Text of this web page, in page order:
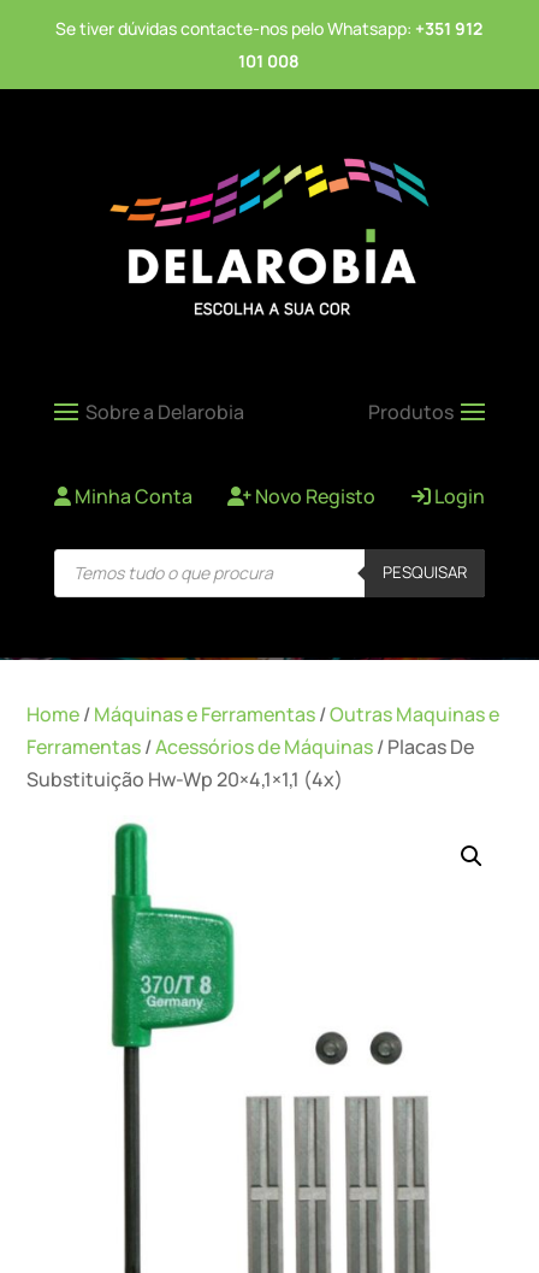
Se tiver dúvidas contacte-nos pelo Whatsapp: +351 912
101 008
Minha Conta Novo Registo Login
Products
search PESQUISAR
Home/Máquinas e Ferramentas/Outras Maquinas e
Ferramentas/Acessórios de Máquinas/ Placas De
Substituição Hw-Wp 20×4,1×1,1 (4x)